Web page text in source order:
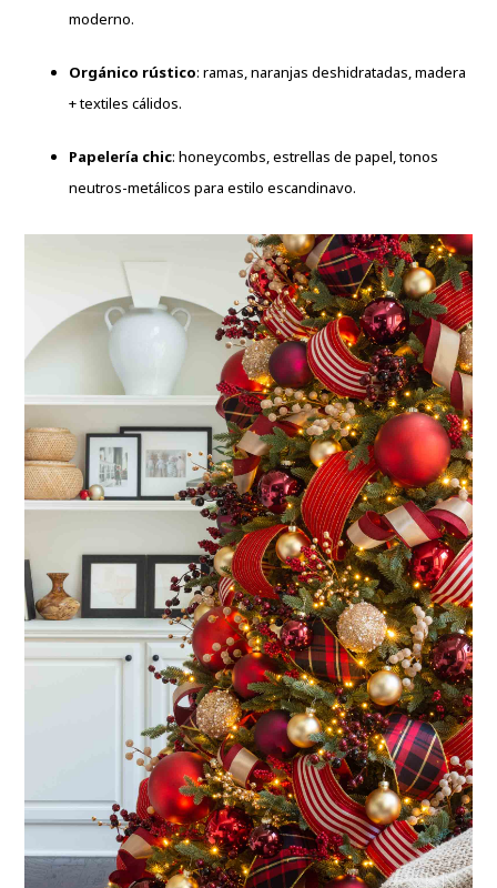
moderno.
Orgánico rústico: ramas, naranjas deshidratadas, madera
+ textiles cálidos.
Papelería chic: honeycombs, estrellas de papel, tonos
neutros-metálicos para estilo escandinavo.